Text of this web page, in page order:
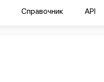
Справочник API